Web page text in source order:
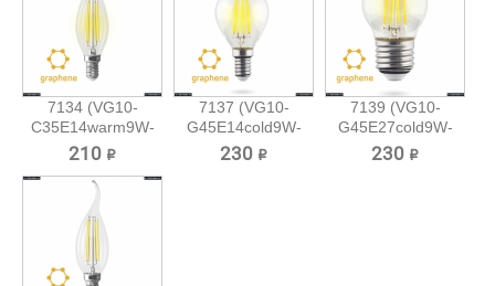
7134 (VG10-
C35E14warm9W-
F)...
210 ₽
7137 (VG10-
G45E14cold9W-
F)...
230 ₽
7139 (VG10-
G45E27cold9W-
F)...
230 ₽